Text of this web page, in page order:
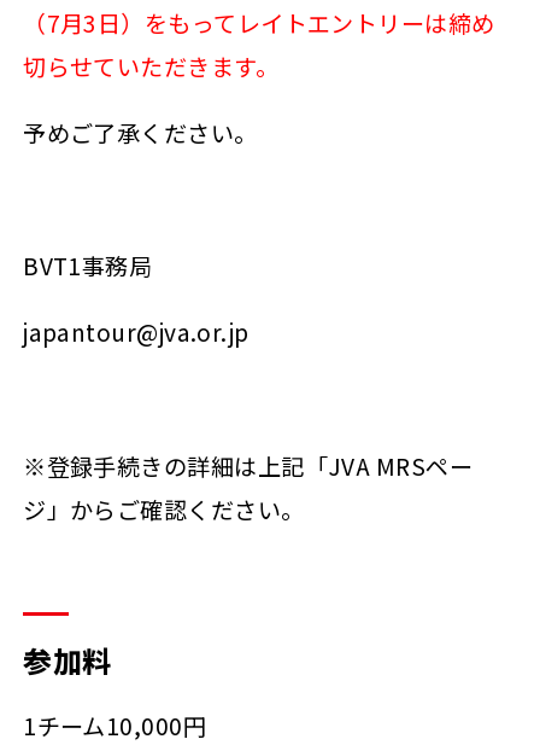
（7月3日）をもってレイトエントリーは締め
切らせていただきます。
予めご了承ください。
BVT1事務局
japantour@jva.or.jp
※登録手続きの詳細は上記「JVA MRSペー
ジ」からご確認ください。
参加料
1チーム10,000円